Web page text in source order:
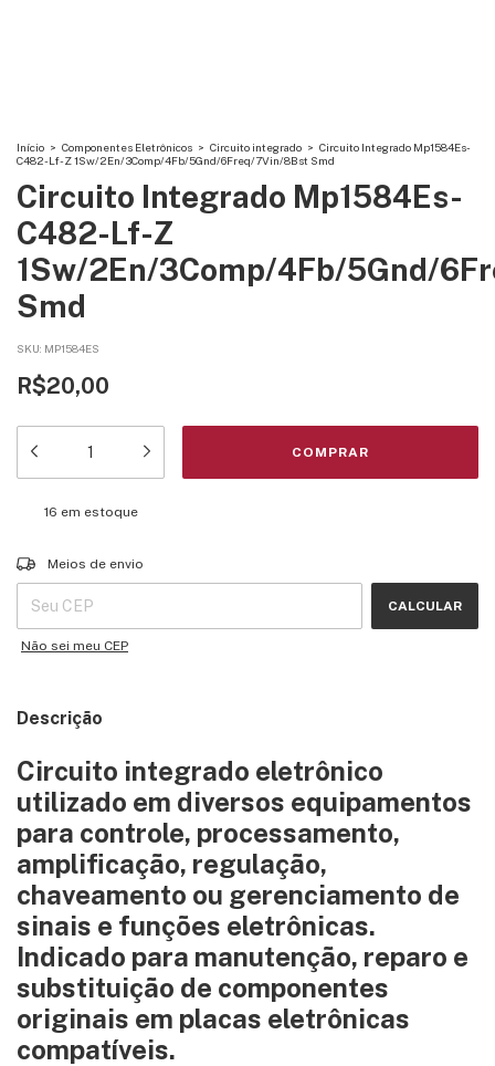
Início > Componentes Eletrônicos > Circuito integrado > Circuito Integrado Mp1584Es-
C482-Lf-Z 1Sw/2En/3Comp/4Fb/5Gnd/6Freq/7Vin/8Bst Smd
Circuito Integrado Mp1584Es-
C482-Lf-Z
1Sw/2En/3Comp/4Fb/5Gnd/
Smd
SKU: MP1584ES
R$20,00
16 em estoque
Entregas para o CEP:
Meios de envio
CALCULAR
Não sei meu CEP
Descrição
Circuito integrado eletrônico
utilizado em diversos equipamentos
para controle, processamento,
amplificação, regulação,
chaveamento ou gerenciamento de
sinais e funções eletrônicas.
Indicado para manutenção, reparo e
substituição de componentes
originais em placas eletrônicas
compatíveis.